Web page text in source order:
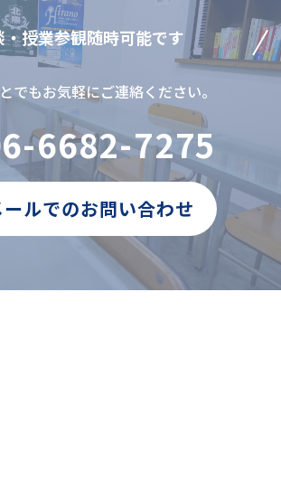
‧授業参観随時可能です
でもお気軽にご連絡ください。
6682-7275
ールでのお問い合わせ